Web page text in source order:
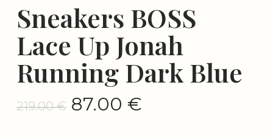
Sneakers BOSS
Lace Up Jonah
Running Dark Blue
219.00€ Le
87.00 €Le